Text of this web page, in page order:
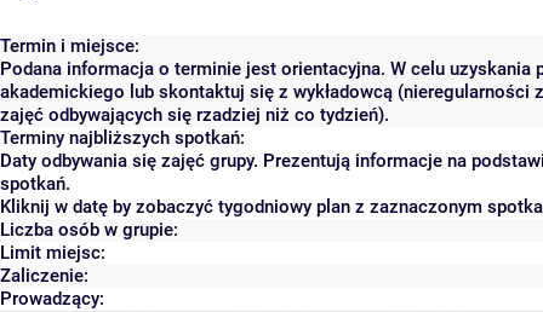
Termin i miejsce:
Podana informacja o terminie jest orientacyjna. W celu
akademickiego lub skontaktuj się z wykładowcą (nieregularności
zajęć odbywających się rzadziej niż co tydzień).
Terminy najbliższych spotkań:
Daty odbywania się zajęć grupy. Prezentują informacje na
spotkań.
Kliknij w datę by zobaczyć tygodniowy plan z zaznaczonym
Liczba osób w grupie:
Limit miejsc:
Zaliczenie:
Prowadzący: